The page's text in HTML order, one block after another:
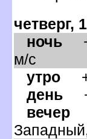
четверг,
ночь
м/с
утро
день
ечер